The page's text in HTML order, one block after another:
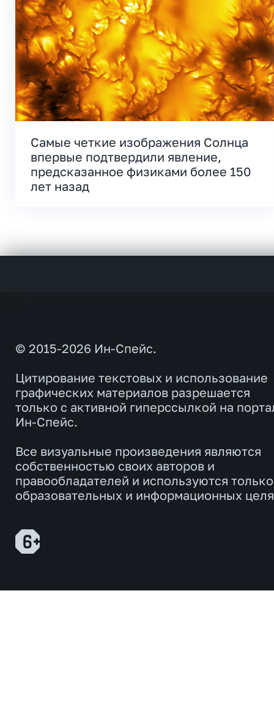
Самые четкие изображения Солнца
впервые подтвердили явление,
предсказанное физиками более 150
лет назад
© 2015-2026 Ин-Спейс.
Цитирование текстовых и использование
графических материалов разрешается
только с активной гиперссылкой на
Ин-Спейс.
Все визуальные произведения являются
собственностью своих авторов и
правообладателей и используются
образовательных и информационных